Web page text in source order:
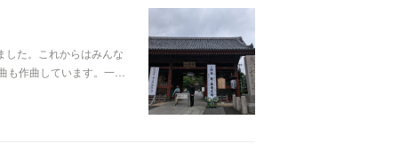
した。これからはみんな
も作曲しています。一…